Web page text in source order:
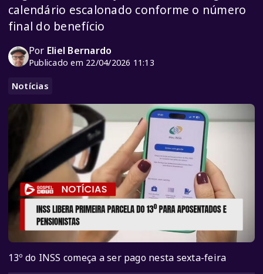
calendário escalonado conforme o número
final do benefício
Por Eliel Bernardo
Publicado em 22/04/2026 11:13
Notícias
13º do INSS começa a ser pago nesta sexta-feira